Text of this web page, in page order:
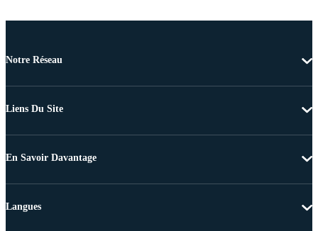
Notre Réseau
Liens Du Site
En Savoir Davantage
Langues